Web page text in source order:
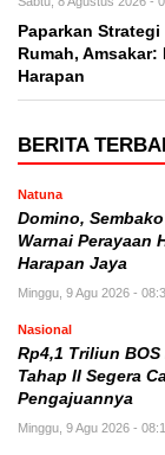
Paparkan
Rumah,
Harapan
BERITA
Natuna
Domino,
Warnai Perayaan
Harapan Jaya
Minggu, 9 Agu 2026 -
Nasional
Rp4,1 Triliun BOS
Tahap II Segera
Pengajuannya
Minggu, 9 Agu 2026 -